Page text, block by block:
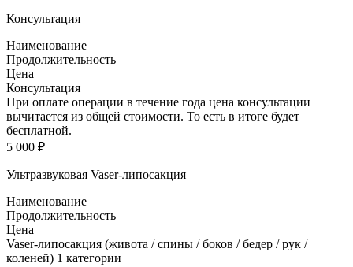
Консультация
Наименование
Продолжительность
Цена
Консультация
При оплате операции в течение года цена консультации
вычитается из общей стоимости. То есть в итоге будет
бесплатной.
5 000 ₽
Ультразвуковая Vaser-липосакция
Наименование
Продолжительность
Цена
Vaser-липосакция (живота / спины / боков / бедер / рук /
коленей) 1 категории